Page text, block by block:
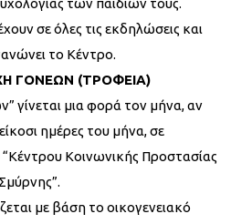
των παιδιών τους.
σε όλες τις εκδηλώσεις και
το Κέντρο.
ΓΟΝΕΩΝ (ΤΡΟΦΕΙΑ)
γίνεται μια φορά τον μήνα, αν
ημέρες του μήνα, σε
Κοινωνικής Προστασίας
με βάση το οικογενειακό